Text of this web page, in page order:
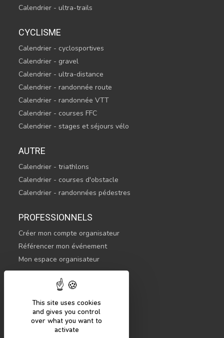
This site uses cookies
and gives you control
over what you want to
activate
Calendrier - ultra-trails
CYCLISME
Calendrier - cyclosportives
Calendrier - gravel
Calendrier - ultra-distance
Calendrier - randonnée route
Calendrier - randonnée VTT
Calendrier - courses FFC
Calendrier - stages et séjours vélo
AUTRE
Calendrier - triathlons
Calendrier - courses d'obstacle
Calendrier - randonnées pédestres
PROFESSIONNELS
Créer mon compte organisateur
Référencer mon événement
Mon espace organisateur
CONTACTEZ-NOUS
COMMENCER